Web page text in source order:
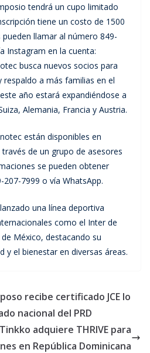
tendrá un cupo limitado
tiene un costo de 1500
llamar al número 849-
Instagram en la cuenta:
busca nuevos socios para
a más familias en el
año estará expandiéndose a
Alemania, Francia y Austria.
están disponibles en
de un grupo de asesores
se pueden obtener
7999 o vía WhatsApp.
una línea deportiva
como el Inter de
México, destacando su
y el bienestar en diversas áreas.
recibe certificado JCE lo
nacional del PRD
adquiere THRIVE para
en República Dominicana